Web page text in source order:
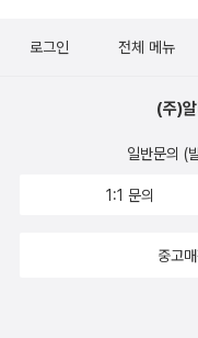
로그인 전체 메뉴
(주)
일반문의 (
1:1 문의
중고